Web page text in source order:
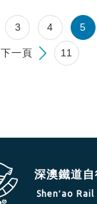
3 4 5
下一頁 11
深澳鐵道自
Shen′ao Rail